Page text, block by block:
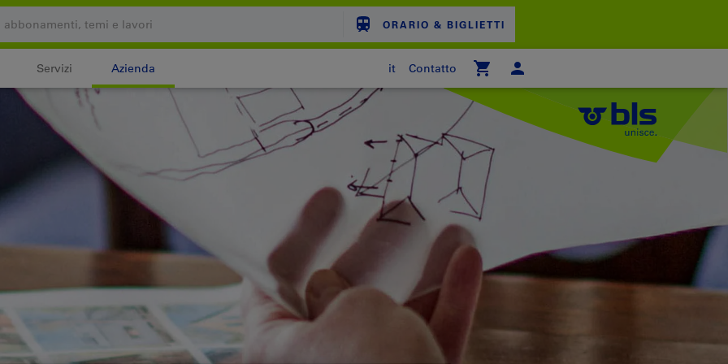
ORARIO & BIGLIETTI
Servizi Azienda it
Contatto
Il carrello è vuoto
CARRELLO